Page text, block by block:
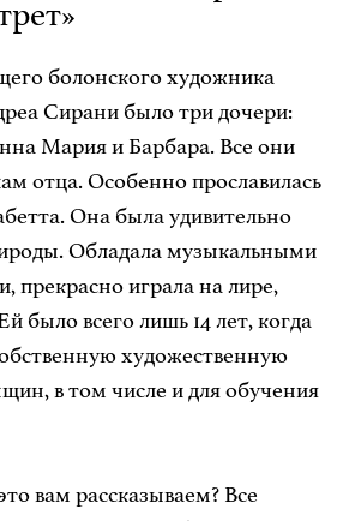
болонского художника
Сирани было три дочери:
Мария и Барбара. Все они
отца. Особенно прославилась
Она была удивительно
Обладала музыкальными
прекрасно играла на лире,
было всего лишь 14 лет, когда
художественную
в том числе и для обучения
вам рассказываем? Все